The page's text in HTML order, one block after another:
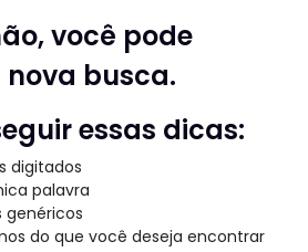
você pode
busca.
essas dicas:
digitados
palavra
genéricos
do que você deseja encontrar